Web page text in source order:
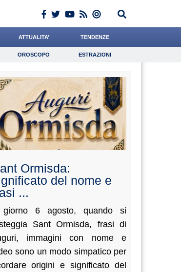
ATTUALITA’ TENDENZE
Oroscopo Estrazioni
Lavoro Psicologia
OROSCOPO ESTRAZIONI
Quaglia Antonucci Miraglia Valorzi
Ormisda:
del nome e
...
6 agosto, quando si
Sant Ormisda, frasi di
immagini con nome e
sono un modo simpatico per
origini e significato del